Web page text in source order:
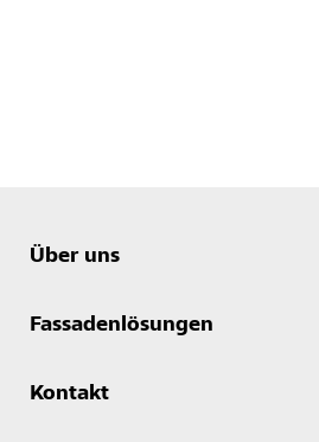
Über uns
Fassadenlösungen
Kontakt